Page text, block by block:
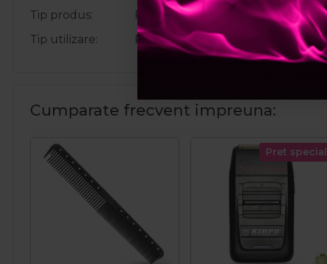
Tip produs
Pamatuf
Tip utilizare
Profesional
Cumparate frecvent impreuna:
Pret special